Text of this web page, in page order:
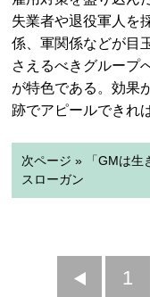
失業者や退役軍人を
係、軍関係などが目
さえるべきグループ
が特色である。効果
跡でアピールできれ
次ページ » 「GMは生
スローガン
前
1